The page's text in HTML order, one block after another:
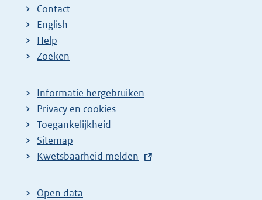
Contact
English
Help
Zoeken
Informatie hergebruiken
Privacy en cookies
Toegankelijkheid
Sitemap
E
t
Kwetsbaarheid melden
Open data